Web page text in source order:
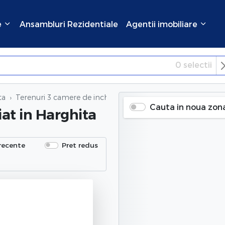
Ansambluri Rezidentiale Agentii imobiliare
Inchide
0 selectii
Terenuri 3 camere de inchiriat
in Harghita
Pret redus
Cauta in noua